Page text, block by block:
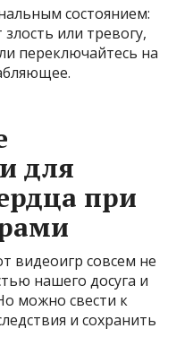
состоянием:
или тревогу,
переключайтесь на
для
при
видеоигр совсем не
нашего досуга и
можно свести к
и сохранить